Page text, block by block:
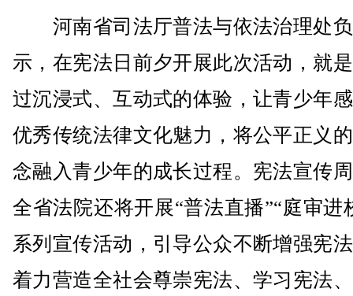
河南省司法厅普法与依法治理处
示，在宪法日前夕开展此次活动，就
过沉浸式、互动式的体验，让青少年
优秀传统法律文化魅力，将公平正义
念融入青少年的成长过程。宪法宣传
全省法院还将开展“普法直播”“庭审进
系列宣传活动，引导公众不断增强宪
着力营造全社会尊崇宪法、学习宪法